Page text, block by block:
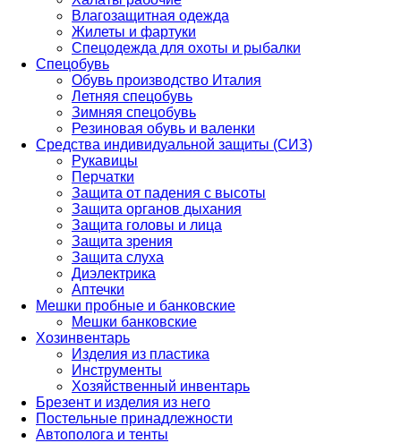
Влагозащитная одежда
Жилеты и фартуки
Спецодежда для охоты и рыбалки
Спецобувь
Обувь производство Италия
Летняя спецобувь
Зимняя спецобувь
Резиновая обувь и валенки
Средства индивидуальной защиты (СИЗ)
Рукавицы
Перчатки
Защита от падения с высоты
Защита органов дыхания
Защита головы и лица
Защита зрения
Защита слуха
Диэлектрика
Аптечки
Мешки пробные и банковские
Мешки банковские
Хозинвентарь
Изделия из пластика
Инструменты
Хозяйственный инвентарь
Брезент и изделия из него
Постельные принадлежности
Автополога и тенты